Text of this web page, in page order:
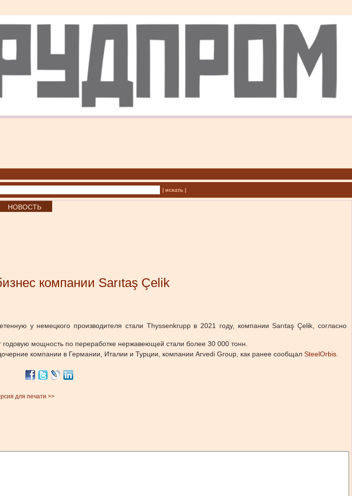
| искать |
НОВОСТЬ
компании Sarıtaş Çelik
у немецкого производителя стали Thyssenkrupp в 2021 году, компании Sarıtaş Çelik, согласно
мощность по переработке нержавеющей стали более 30 000 тонн.
компании в Германии, Италии и Турции, компании Arvedi Group, как ранее сообщал SteelOrbis
для печати >>